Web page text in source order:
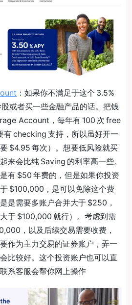
：如果你不满足于这个 3.5%
或者买一些金融产品的话。把钱
Account，每年有 100 次 free
有 checking 支持，所以虽好开一
$4.95 每次）。想要低风险就买
来会比纯 Saving 的利率高一些。
有 $50 年费的，但是如果你投资
$100,000，是可以免除这个费
是需要多账户合并大于 $250，
于 $100,000 就行）。考虑到需
，以及后续交易需要收费，
作为主力交易的证券账户，弄一
比较好。这个投资账户也可以直
系客服会帮你网上操作